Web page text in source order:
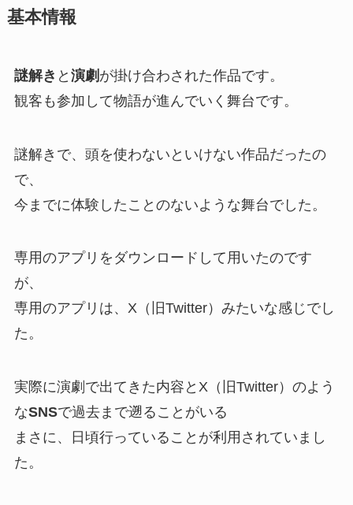
基本情報
謎解き と 演劇 が掛け合わされた作品です。
観客も参加して物語が進んでいく舞台です。
謎解きで、頭を使わないといけない作品だったの
で、
今までに体験したことのないような舞台でした。
専用のアプリをダウンロードして用いたのです
が、
専用のアプリは、X（旧Twitter）みたいな感じでし
た。
実際に演劇で出てきた内容とX（旧Twitter）のよう
なSNSで過去まで遡ることがいる
まさに、日頃行っていることが利用されていまし
た。